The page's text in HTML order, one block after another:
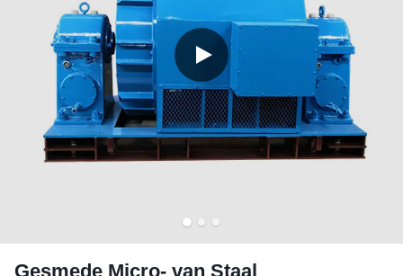
Gesmede Micro- van Staal